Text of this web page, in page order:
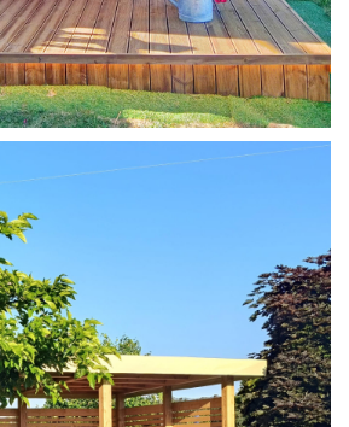
LAMELLARE, RIVESTIMENTO IN